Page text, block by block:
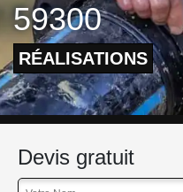
59300
RÉALISATIONS
Devis gratuit